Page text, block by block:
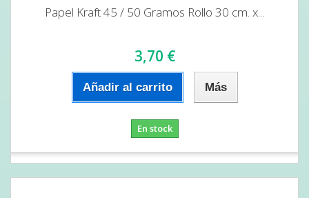
Papel Kraft 45 / 50 Gramos Rollo 30 cm. x...
3,70 €
Añadir al carrito Más
En stock